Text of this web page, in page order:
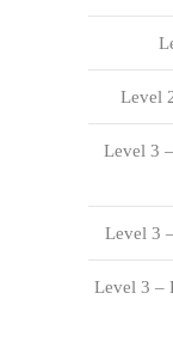
Level
Level 3
Level 3
Level 3 –